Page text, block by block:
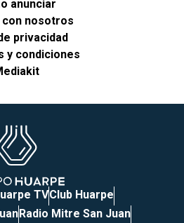
anunciar
con nosotros
privacidad
y condiciones
TVClub Huarpe
Radio Mitre San Juan